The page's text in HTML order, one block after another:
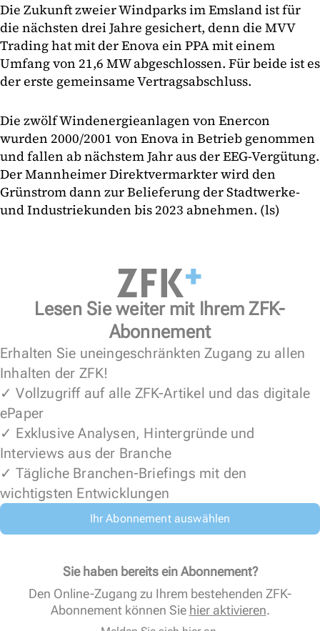
Die Zukunft zweier Windparks im Emsland ist für
die nächsten drei Jahre gesichert, denn die MVV
Trading hat mit der Enova ein PPA mit einem
Umfang von 21,6 MW abgeschlossen. Für beide ist es
der erste gemeinsame Vertragsabschluss.
Die zwölf Windenergieanlagen von Enercon
wurden 2000/2001 von Enova in Betrieb genommen
und fallen ab nächstem Jahr aus der EEG-Vergütung.
Der Mannheimer Direktvermarkter wird den
Grünstrom dann zur Belieferung der Stadtwerke-
und Industriekunden bis 2023 abnehmen. (ls)
Lesen Sie weiter mit Ihrem ZFK-
Abonnement
Erhalten Sie uneingeschränkten Zugang zu allen
Inhalten der ZFK!
✓ Vollzugriff auf alle ZFK-Artikel und das digitale
ePaper
✓ Exklusive Analysen, Hintergründe und
Interviews aus der Branche
✓ Tägliche Branchen-Briefings mit den
wichtigsten Entwicklungen
Ihr Abonnement auswählen
Sie haben bereits ein Abonnement?
Den Online-Zugang zu Ihrem bestehenden ZFK-
Abonnement können Sie hier aktivieren.